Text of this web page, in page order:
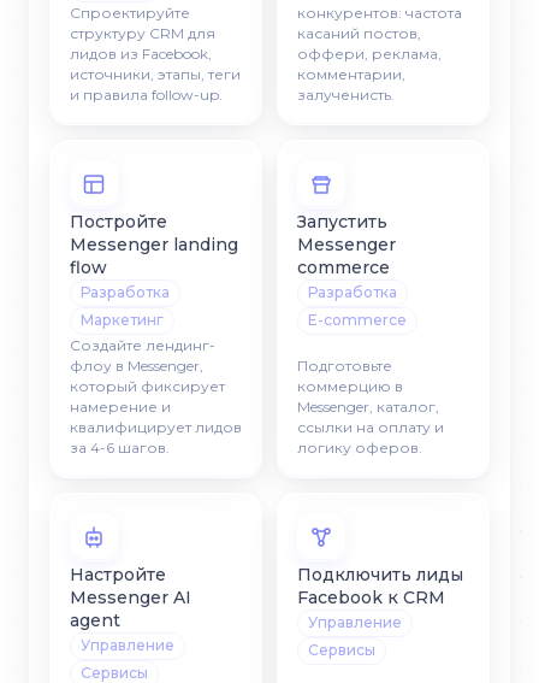
Спроектируйте
структуру CRM для
лидов из Facebook,
источники, этапы, теги
и правила follow-up.
конкурентов: частота
касаний постов,
оффери, реклама,
комментарии,
залученисть.
Постройте
Messenger landing
flow
Разработка
Маркетинг
Создайте лендинг-
флоу в Messenger,
который фиксирует
намерение и
квалифицирует лидов
за 4-6 шагов.
Запустить
Messenger
commerce
Разработка
E-commerce
Подготовьте
коммерцию в
Messenger, каталог,
ссылки на оплату и
логику оферов.
Настройте
Messenger AI
agent
Управление
Сервисы
Подключить лиды
Facebook к CRM
Управление
Сервисы